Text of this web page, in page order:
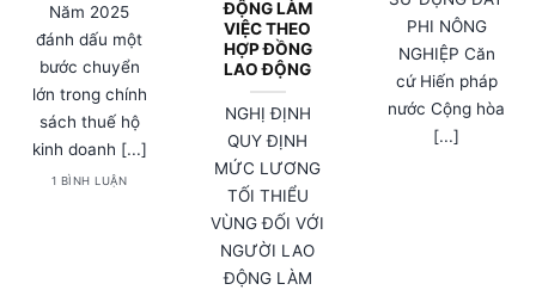
Năm 2025
đánh dấu một
bước chuyển
lớn trong chính
sách thuế hộ
kinh doanh [...]
1 BÌNH LUẬN
ĐỘNG LÀM
VIỆC THEO
HỢP ĐỒNG
LAO ĐỘNG
NGHỊ ĐỊNH
QUY ĐỊNH
MỨC LƯƠNG
TỐI THIỂU
VÙNG ĐỐI VỚI
NGƯỜI LAO
ĐỘNG LÀM
PHI NÔNG
NGHIỆP Căn
cứ Hiến pháp
nước Cộng hòa
[...]